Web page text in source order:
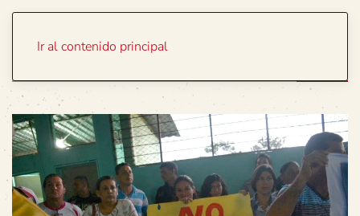
Ir al contenido principal